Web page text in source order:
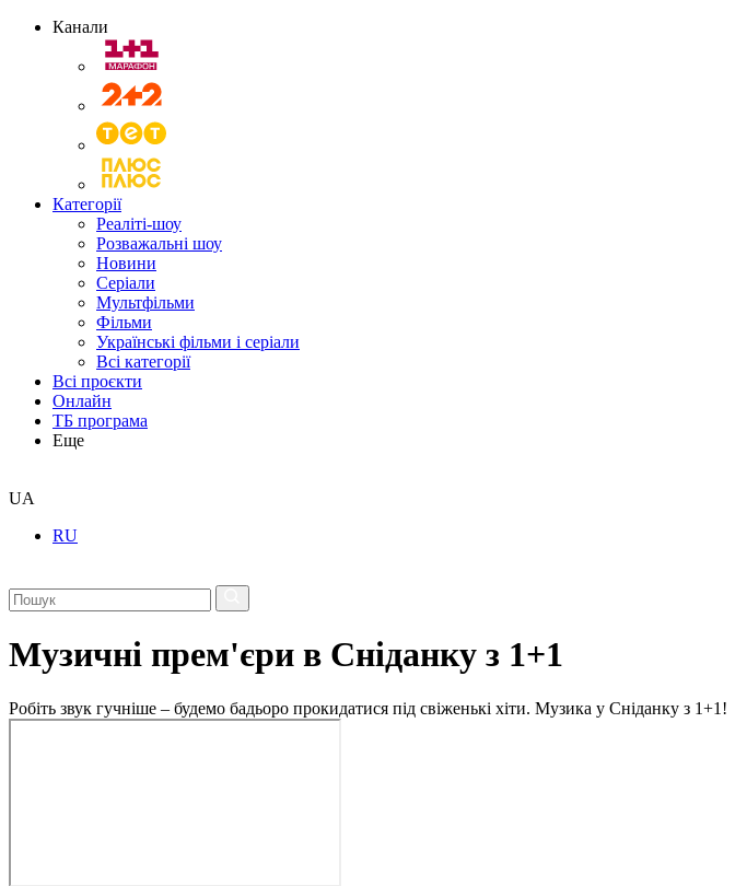
Канали
Категорії
Реаліті-шоу
Розважальні шоу
Новини
Серіали
Мультфільми
Фільми
Українські фільми і серіали
Всі категорії
Всі проєкти
Онлайн
ТБ програма
Еще
UA
RU
Музичні прем'єри в Сніданку з 1+1
Робіть звук гучніше – будемо бадьоро прокидатися під свіженькі хіти. Музика у Сніданку з 1+1!